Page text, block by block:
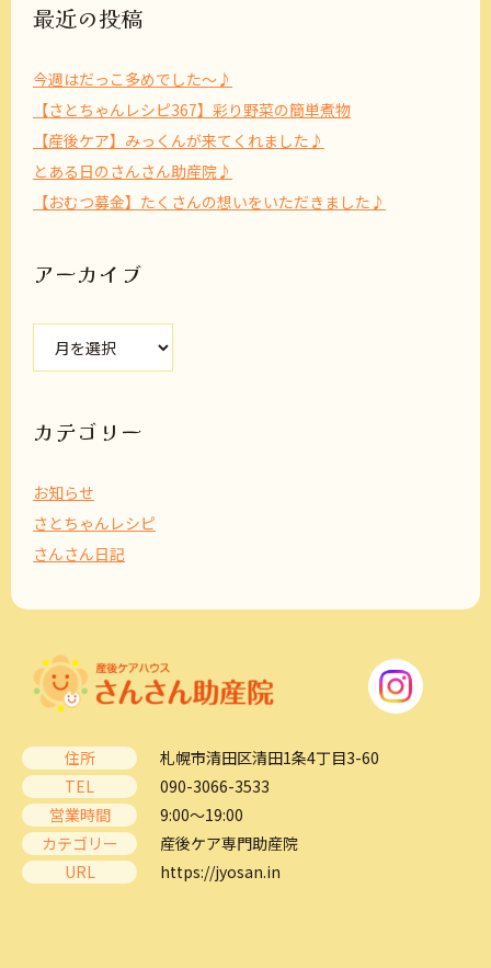
最近の投稿
今週はだっこ多めでした～♪
【さとちゃんレシピ367】彩り野菜の簡単煮物
【産後ケア】みっくんが来てくれました♪
とある日のさんさん助産院♪
【おむつ募金】たくさんの想いをいただきました♪
アーカイブ
ブ
カテゴリー
お知らせ
さとちゃんレシピ
さんさん日記
住所
札幌市清田区清田1条4丁目3-60
TEL
090-3066-3533
営業時間
9:00～19:00
カテゴリー
産後ケア専門助産院
URL
https://jyosan.in